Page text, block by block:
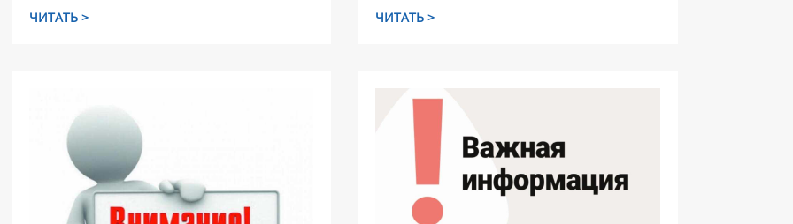
ЧИТАТЬ > ЧИТАТЬ >